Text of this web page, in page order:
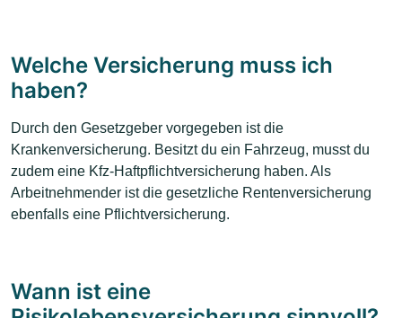
Welche Versicherung muss ich
haben?
Durch den Gesetzgeber vorgegeben ist die
Krankenversicherung. Besitzt du ein Fahrzeug, musst du
zudem eine Kfz-Haftpflichtversicherung haben. Als
Arbeitnehmender ist die gesetzliche Rentenversicherung
ebenfalls eine Pflichtversicherung.
Wann ist eine